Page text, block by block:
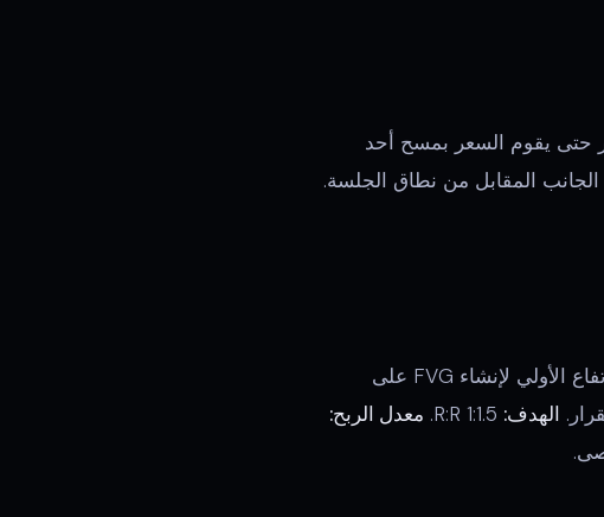
حتى يقوم السعر بمسح أحد
الجانب المقابل من نطاق الجلسة.
خلال إصدارات الأخبار ذات التأثير المتوسط (ليس NFP/FOMC)، انتظر الارتفاع الأولي لإنشاء FVG على
الهدف:
معدل الربح: